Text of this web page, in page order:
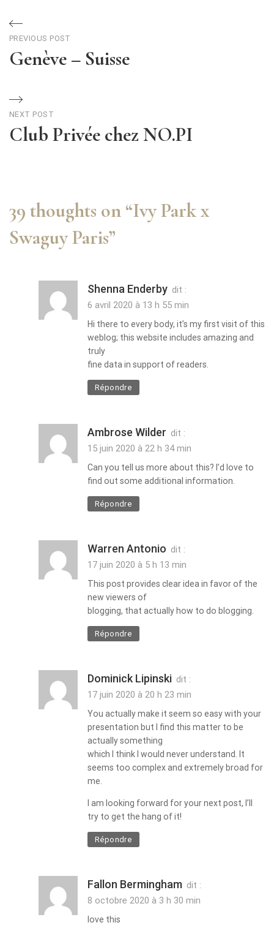
PREVIOUS POST
Genève – Suisse
NEXT POST
Club Privée chez NO.PI
39 thoughts on “Ivy Park x
Swaguy Paris”
Shenna Enderby dit :
6 avril 2020 à 13 h 55 min
Hi there to every body, it’s my first visit of this
weblog; this website includes amazing and
truly
fine data in support of readers.
Répondre
Ambrose Wilder dit :
15 juin 2020 à 22 h 34 min
Can you tell us more about this? I’d love to
find out some additional information.
Répondre
Warren Antonio dit :
17 juin 2020 à 5 h 13 min
This post provides clear idea in favor of the
new viewers of
blogging, that actually how to do blogging.
Répondre
Dominick Lipinski dit :
17 juin 2020 à 20 h 23 min
You actually make it seem so easy with your
presentation but I find this matter to be
actually something
which I think I would never understand. It
seems too complex and extremely broad for
me.
I am looking forward for your next post, I’ll
try to get the hang of it!
Répondre
Fallon Bermingham dit :
8 octobre 2020 à 3 h 30 min
love this